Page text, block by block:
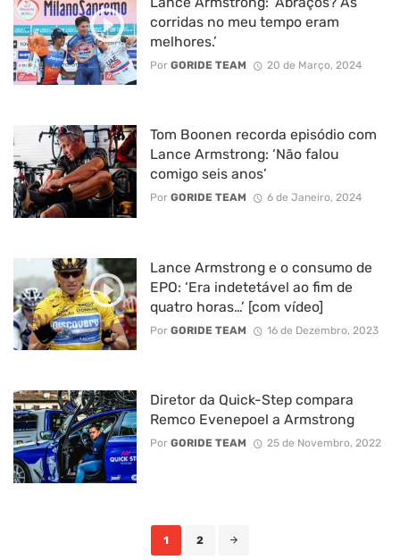
corridas no meu tempo eram
melhores.’
Por GORIDE TEAM 20 de Março, 2024
Tom Boonen recorda episódio com
Lance Armstrong: ‘Não falou
comigo seis anos’
Por GORIDE TEAM 6 de Janeiro, 2024
Lance Armstrong e o consumo de
EPO: ‘Era indetetável ao fim de
quatro horas…’ [com vídeo]
Por GORIDE TEAM 16 de Dezembro, 2023
Diretor da Quick-Step compara
Remco Evenepoel a Armstrong
Por GORIDE TEAM 25 de Novembro, 2022
1 2